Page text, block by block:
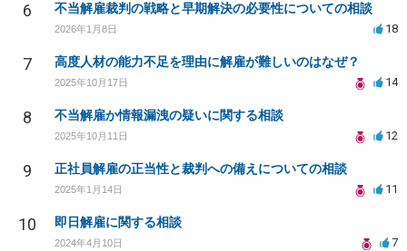
6 不当解雇裁判の戦略と早期解決の必要性についての相談
2026年1月8日 18
7 高度人材の能力不足を理由に解雇が難しいのはなぜ？
2025年10月17日 14
8 不当解雇か情報漏洩の疑いに関する相談
2025年10月11日 12
9 正社員解雇の正当性と裁判への備えについての相談
2025年1月14日 11
10 即日解雇に関する相談
2024年4月10日 7